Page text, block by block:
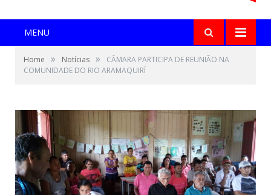
MENU
Home » Notícias »
CÂMARA PARTICIPA DE REUNIÃO NA
COMUNIDADE DO RIO ARAMAQUIRÍ